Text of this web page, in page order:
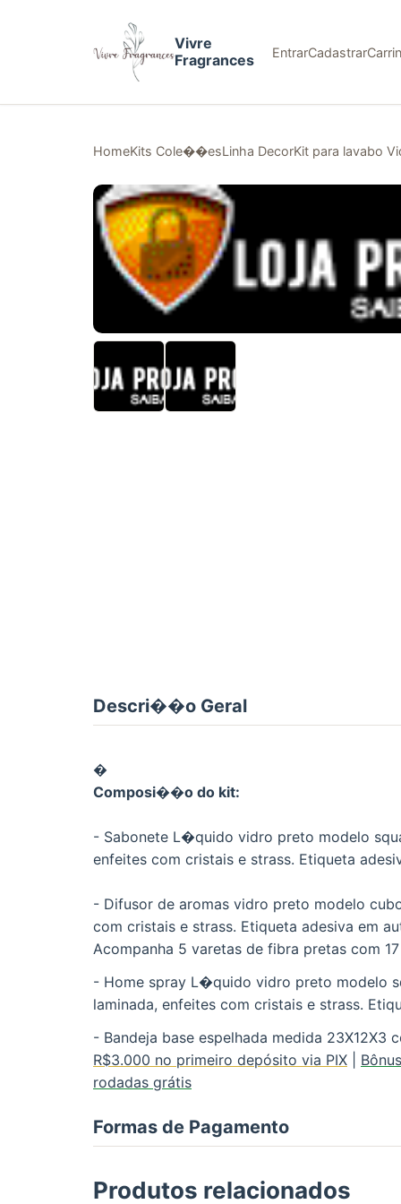
Vivre
Fragrances
EntrarCadastrar
HomeKits Cole��esLinha DecorKit para lavabo
Descri��o Geral
�
Composi��o do kit:
- Sabonete L�quido vidro preto modelo
enfeites com cristais e strass. Etiqueta
- Difusor de aromas vidro preto modelo
com cristais e strass. Etiqueta adesiva em
Acompanha 5 varetas de fibra pretas com
- Home spray L�quido vidro preto modelo
laminada, enfeites com cristais e strass.
- Bandeja base espelhada medida 23X12X3
R$3.000 no primeiro depósito via PIX
rodadas grátis
Formas de Pagamento
Produtos relacionados